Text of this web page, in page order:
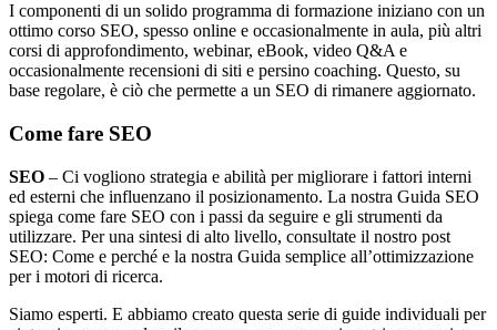
I componenti di un solido programma di formazione iniziano con un
ottimo corso SEO, spesso online e occasionalmente in aula, più altri
corsi di approfondimento, webinar, eBook, video Q&A e
occasionalmente recensioni di siti e persino coaching. Questo, su
base regolare, è ciò che permette a un SEO di rimanere aggiornato.
Come fare SEO
SEO – Ci vogliono strategia e abilità per migliorare i fattori interni
ed esterni che influenzano il posizionamento. La nostra Guida SEO
spiega come fare SEO con i passi da seguire e gli strumenti da
utilizzare. Per una sintesi di alto livello, consultate il nostro post
SEO: Come e perché e la nostra Guida semplice all’ottimizzazione
per i motori di ricerca.
Siamo esperti. E abbiamo creato questa serie di guide individuali per